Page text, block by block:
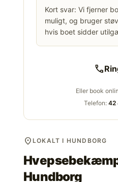
Kort svar: Vi fjerner
muligt, og bruger
hvis boet sidder
call
Eller book
Telefon: 42
location_on LOKALT I HUNDBORG
Hundborg